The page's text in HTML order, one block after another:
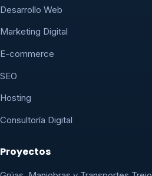
Desarrollo Web
Marketing Digital
E-commerce
SEO
Hosting
Consultoría Digital
Proyectos